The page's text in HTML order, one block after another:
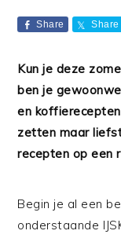
Share Share
Kun je deze
ben je
en
zetten maar
recepten op een
Begin je al een
onderstaande